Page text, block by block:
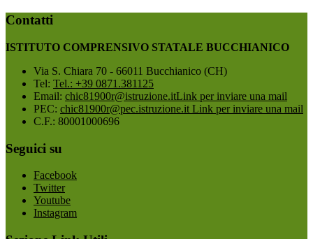
Contatti
ISTITUTO COMPRENSIVO STATALE BUCCHIANICO
Via S. Chiara 70 - 66011 Bucchianico (CH)
Tel: Tel.: +39 0871.381125
Email: chic81900r@istruzione.itLink per inviare una mail
PEC: chic81900r@pec.istruzione.it Link per inviare una mail
C.F.: 80001000696
Seguici su
Facebook
Twitter
Youtube
Instagram